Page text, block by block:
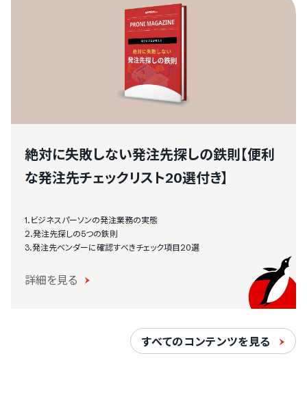
絶対に失敗しない発注先探しの鉄則【便利
な発注先チェックリスト20選付き】
1.ビジネスパーソンの発注業務の実態
2.発注先探しの5つの鉄則
3.発注先ベンダーに確認すべきチェック項目20選
詳細を見る
すべてのコンテンツを見る